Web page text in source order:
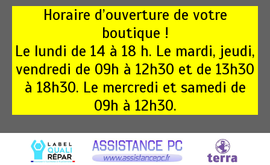
Aller
Horaire d’ouverture de votre
boutique !
Le lundi de 14 à 18 h. Le mardi, jeudi,
vendredi de 09h à 12h30 et de 13h30
à 18h30. Le mercredi et samedi de
09h à 12h30.